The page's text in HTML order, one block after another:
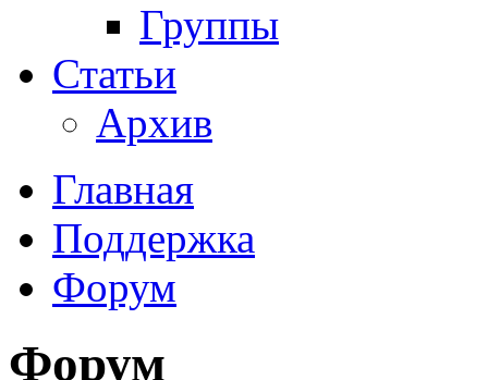
Группы
Статьи
Архив
Главная
Поддержка
Форум
Форум